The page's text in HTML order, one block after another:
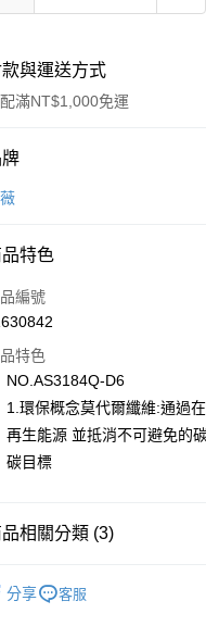
與運送方式
滿NT$1,000免運
款方式
卡一次付款
送方式
特色
編號
特色
NO.AS3184Q-D6
1.環保概念莫代爾纖維:通過
再生能源 並抵消不可避免的
碳目標
相關分類 (3)
分享 客服